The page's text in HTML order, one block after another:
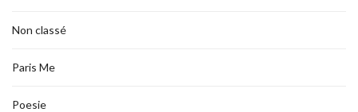
Non classé
Paris Me
Poesie